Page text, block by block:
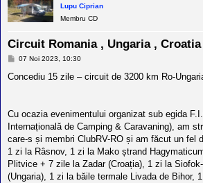
i
t
a
e
p
s
i
l
o
d
e
Lupu Ciprian
Membru CD
Circuit Romania , Ungaria ,
M
s
07 Noi 2023, 10:30
Concediu 15 zile – circuit de 3200 km Ro-
Cu ocazia evenimentului organizat sub egida
Internațională de Camping & Caravaning), am
care-s și membri ClubRV-RO și am făcut un fel
1 zi la Râsnov, 1 zi la Mako ștrand
Plitvice + 7 zile la Zadar (Croația), 1 zi la
(Ungaria), 1 zi la băile termale Livada de Bihor,